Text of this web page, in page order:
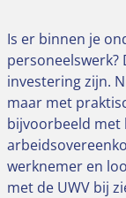
Is er binnen je
investering zijn.
maar met
bijvoorbeeld met
werknemer en
met de UWV bij